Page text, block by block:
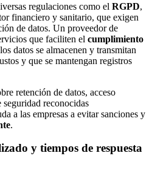
regulaciones como el RGPD,
financiero y sanitario, que exigen
de datos. Un proveedor de
que faciliten el cumplimiento
datos se almacenen y transmitan
y que se mantengan registros
retención de datos, acceso
reconocidas
a las empresas a evitar sanciones y
.
y tiempos de respuesta